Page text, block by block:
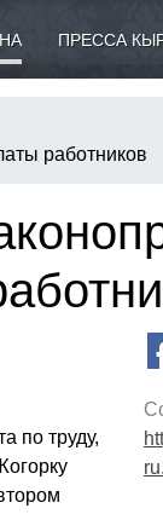
ПРЕССА
работников
по труду,